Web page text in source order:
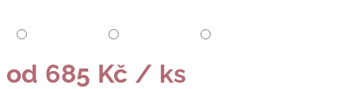
od 685 Kč / ks